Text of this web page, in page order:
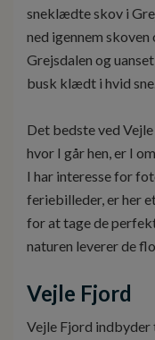
sneklædte skov i
ned igennem skoven
Grejsdalen og
busk klædt i hvid
Det bedste ved
hvor I går hen, er I
I har interesse for
feriebilleder, er her
for at tage de
naturen leverer de
Vejle Fjord
Vejle Fjord indbyder